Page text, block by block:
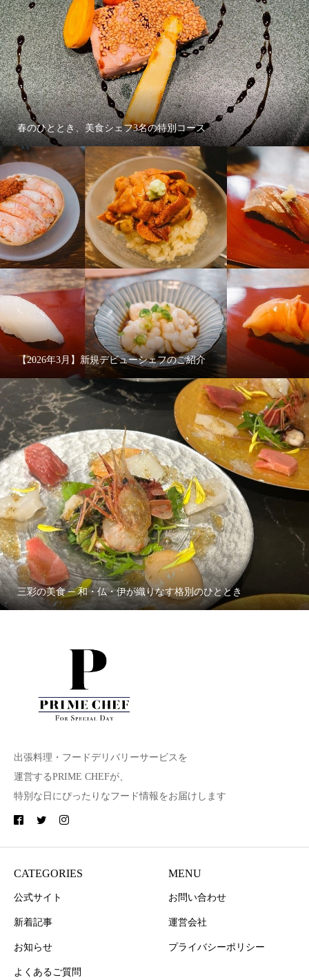
春のひととき、美食シェフ3名の特別コース
【2026年3月】新規デビューシェフのご紹介
三彩の美食 ─ 和・仏・伊が織りなす格別のひととき
出張料理・フードデリバリーサービスを
運営するPRIME CHEFが、
特別な日にぴったりなフード情報をお届けします
CATEGORIES
公式サイト
新着記事
お知らせ
よくあるご質問
MENU
お問い合わせ
運営会社
プライバシーポリシー